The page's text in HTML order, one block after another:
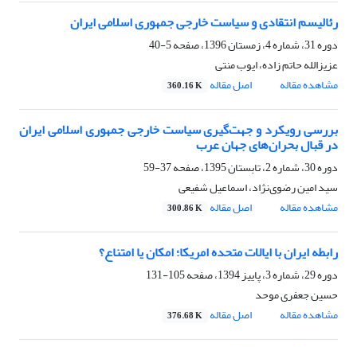
رئالیسم انتقادی و سیاست خارجی جمهوری اسلامی ایران
دوره 31، شماره 4، زمستان 1396، صفحه
5-40
عزیزالله حاتم زاده، ایوب منتی
مشاهده مقاله
اصل مقاله 360.16 K
بررسی رویکرد و جهت‌گیری سیاست خارجی جمهوری اسلامی ایران
در قبال بحران‌های جهان عرب
دوره 30، شماره 2، تابستان 1395، صفحه
37-59
سید امین رضوی‌نژاد، اسماعیل شفیعی
مشاهده مقاله
اصل مقاله 300.86 K
رابطه ایران با ایالات متحده امریکا؛ امکان یا امتناع؟
دوره 29، شماره 3، پاییز 1394، صفحه
105-131
حسین جعفری موحد
مشاهده مقاله
اصل مقاله 376.68 K